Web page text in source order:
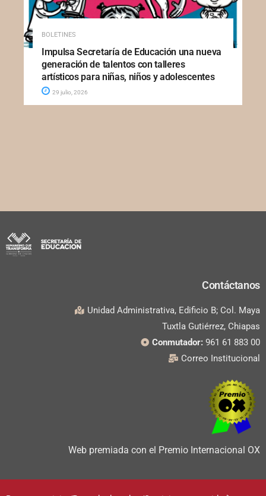
BOLETINES
Impulsa Secretaría de Educación una nueva
generación de talentos con talleres
artísticos para niñas, niños y adolescentes
29 julio, 2026
Contáctanos
Unidad Administrativa, Edificio B; Col. Maya
Tuxtla Gutiérrez, Chiapas
Conmutador: 961 61 883 00
Correo Institucional
Web premiada con el Premio Internacional OX